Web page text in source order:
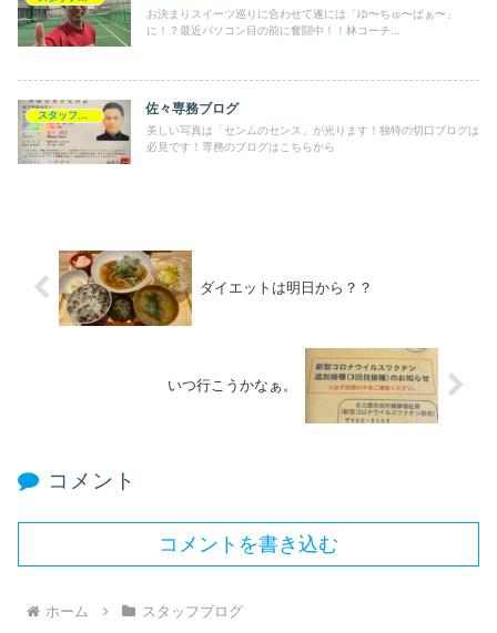
お決まりスイーツ巡りに合わせて遂には「ゆ〜ちゅ〜ばぁ〜」
に！？最近パソコン目の前に奮闘中！！林コーチ...
佐々専務ブログ
美しい写真は「センムのセンス」が光ります！独特の切口ブログは
必見です！専務のブログはこちらから
ダイエットは明日から？？
いつ行こうかなぁ。
コメント
コメントを書き込む
ホーム スタッフブログ